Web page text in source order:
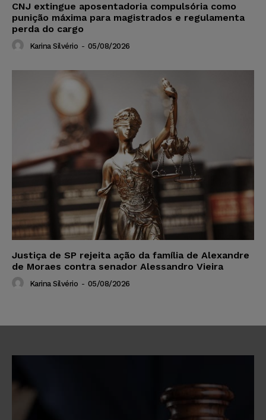
CNJ extingue aposentadoria compulsória como
punição máxima para magistrados e regulamenta
perda do cargo
Karina Silvério - 05/08/2026
Justiça de SP rejeita ação da família de Alexandre
de Moraes contra senador Alessandro Vieira
Karina Silvério - 05/08/2026